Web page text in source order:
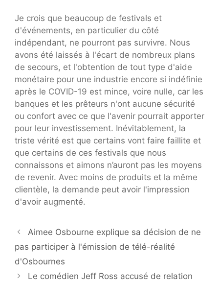
Je crois que beaucoup de festivals et
d'événements, en particulier du côté
indépendant, ne pourront pas survivre. Nous
avons été laissés à l'écart de nombreux plans
de secours, et l'obtention de tout type d'aide
monétaire pour une industrie encore si indéfinie
après le COVID-19 est mince, voire nulle, car les
banques et les prêteurs n'ont aucune sécurité
ou confort avec ce que l'avenir pourrait apporter
pour leur investissement. Inévitablement, la
triste vérité est que certains vont faire faillite et
que certains de ces festivals que nous
connaissons et aimons n’auront pas les moyens
de revenir. Avec moins de produits et la même
clientèle, la demande peut avoir l'impression
d'avoir augmenté.
Aimee Osbourne explique sa décision de ne
pas participer à l'émission de télé-réalité
d'Osbournes
Le comédien Jeff Ross accusé de relation